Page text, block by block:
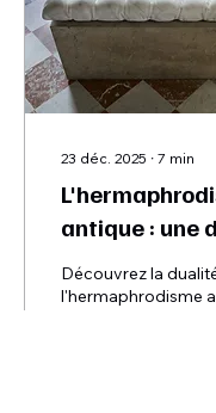
23 déc. 2025 ∙ 7 min
antique : une
symbolique et
Découvrez la
l'hermaphrodisme